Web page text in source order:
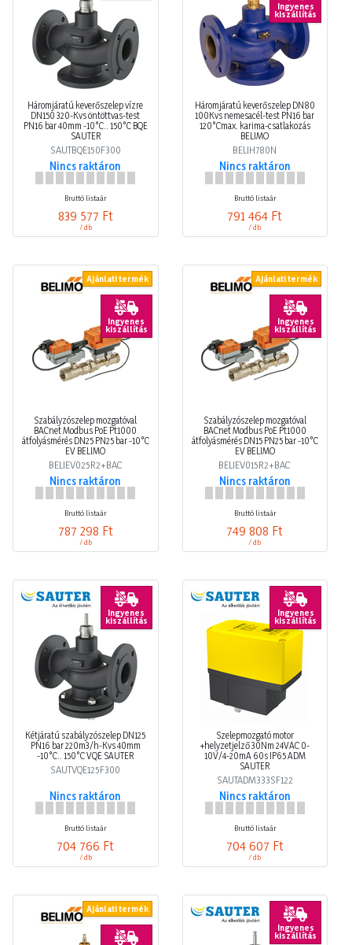
Háromjáratú keverőszelep vízre
DN150 320-Kvs öntöttvas-test
PN16 bar 40mm -10°C.. 150°C BQE
SAUTER
SAUTBQE150F300
Nincs raktáron
Bruttó listaár
839 577 Ft
/ db
Ingyenes
kiszállítás
Háromjáratú keverőszelep DN80
100Kvs nemesacél-test PN16 bar
120°Cmax. karima-csatlakozás
BELIMO
BELIH780N
Nincs raktáron
Bruttó listaár
791 464 Ft
/ db
Ajánlati termék
Ingyenes
kiszállítás
Szabályzószelep mozgatóval
BACnet Modbus PoE Pt1000
átfolyásmérés DN25 PN25 bar -10°C
EV BELIMO
BELIEV025R2+BAC
Nincs raktáron
Bruttó listaár
787 298 Ft
/ db
Ajánlati termék
Ingyenes
kiszállítás
Szabályzószelep mozgatóval
BACnet Modbus PoE Pt1000
átfolyásmérés DN15 PN25 bar -10°C
EV BELIMO
BELIEV015R2+BAC
Nincs raktáron
Bruttó listaár
749 808 Ft
/ db
Ingyenes
kiszállítás
Kétjáratú szabályzószelep DN125
PN16 bar 220m3/h-Kvs 40mm
-10°C.. 150°C VQE SAUTER
SAUTVQE125F300
Nincs raktáron
Bruttó listaár
704 766 Ft
/ db
Ingyenes
kiszállítás
Szelepmozgató motor
+helyzetjelző 30Nm 24VAC 0-
10V/4-20mA 60s IP65 ADM
SAUTER
SAUTADM333SF122
Nincs raktáron
Bruttó listaár
704 607 Ft
/ db
Ajánlati termék
Ingyenes
kiszállítás